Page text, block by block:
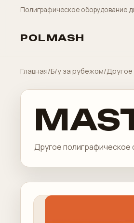
Полиграфическое оборудование
POLMASH
Главная/Б/у за рубежом/Другое
Другое полиграфическое